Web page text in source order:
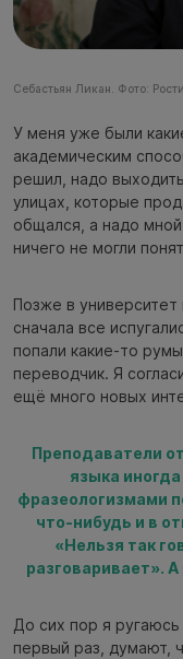
Себастьян Ликан. Фото:
У меня уже были
академическим
решил, надо
улицах, которые
общался, а надо
ничего не могли
Позже в
сначала все
попали какие-то
переводчик. Я
ещё много новых
Преподаватели
языка
фразеологизмами
что-нибудь и в
«Нельзя так
разговаривает».
До сих пор я
первый раз, думают,